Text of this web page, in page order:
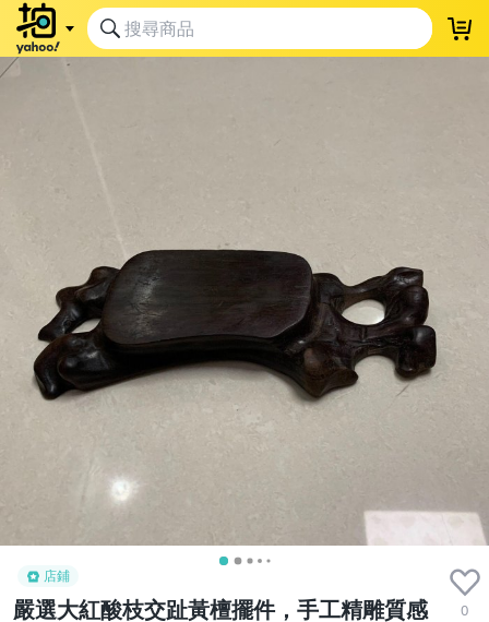
店鋪
嚴選大紅酸枝交趾黃檀擺件，手工精雕質感
0